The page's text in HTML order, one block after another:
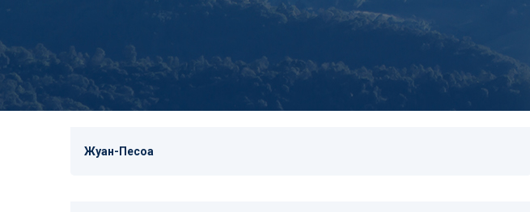
Жуан-Песоа